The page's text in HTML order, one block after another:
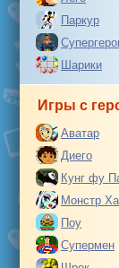
Паркур
Шарики
Игры с
Аватар
Диего
Кунг фу
Монстр
Поу
Супермен